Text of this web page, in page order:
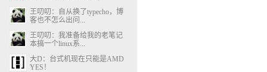
王叨叨：自从换了typecho，博
客也不怎么出问...
王叨叨：我准备给我的老笔记
本搞一个linux系...
大D：台式机现在只能是AMD
YES！